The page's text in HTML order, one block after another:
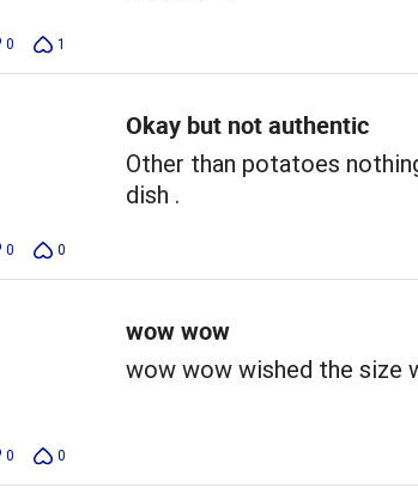
0 1
Okay but not authentic
Other than potatoes
dish .
0 0
wow wow
wow wow wished the size
0 0